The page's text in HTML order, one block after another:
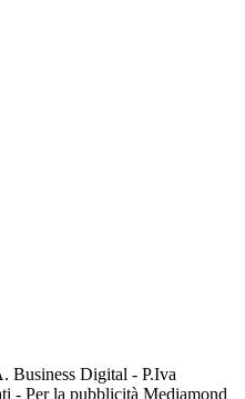
Business Digital - P.Iva
- Per la pubblicità Mediamond